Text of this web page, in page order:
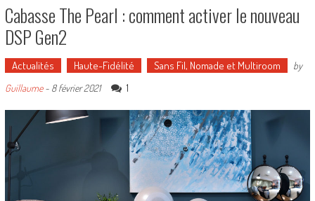
Cabasse The Pearl : comment activer le nouveau
DSP Gen2
Actualités Haute-Fidélité Sans Fil, Nomade et Multiroom
by
Guillaume- 8 février 2021 1